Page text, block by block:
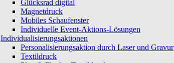
Glücksrad digital
Magnetdruck
Mobiles Schaufenster
Individuelle Event-Aktions-Lösungen
Individualisierungsaktionen
Personalisierungsaktion durch Laser und Gravur
Textildruck